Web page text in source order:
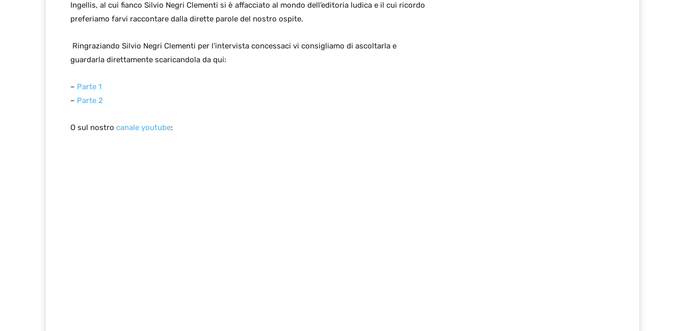
Ingellis, al cui fianco Silvio Negri Clementi si è affacciato al mondo dell’editoria ludica e il cui ricordo
preferiamo farvi raccontare dalla dirette parole del nostro ospite.
Ringraziando Silvio Negri Clementi per l’intervista concessaci vi consigliamo di ascoltarla e
guardarla direttamente scaricandola da qui:
– Parte 1
– Parte 2
O sul nostro canale youtube: